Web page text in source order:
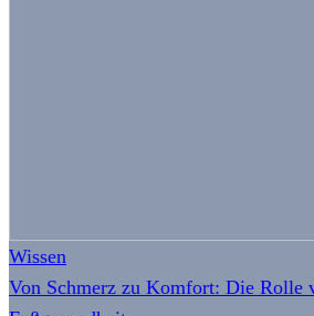
Wissen
Von Schmerz zu Komfort: Die Rolle